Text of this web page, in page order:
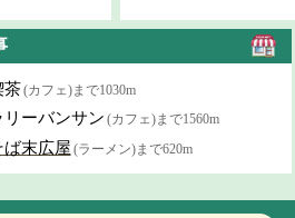
茶(カフェ)まで1030m
リーバンサン (カフェ)まで1560m
ば末広屋 (ラーメン)まで620m